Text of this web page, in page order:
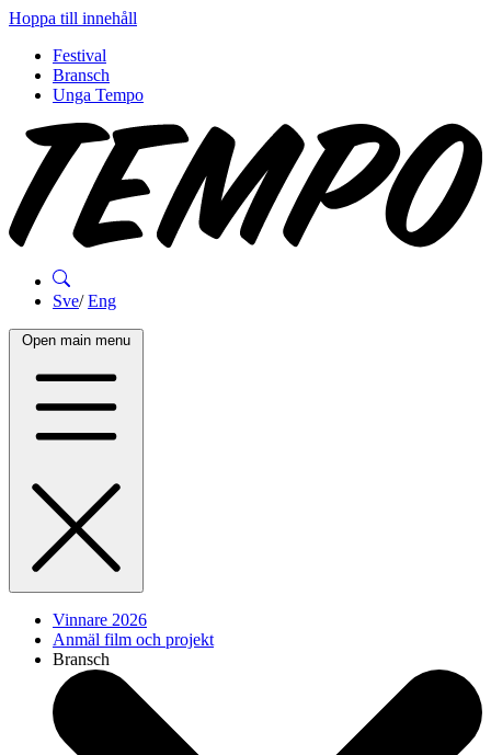
Hoppa till innehåll
Festival
Bransch
Unga Tempo
Sve/Eng
Open main menu
Vinnare 2026
Anmäl film och projekt
Bransch